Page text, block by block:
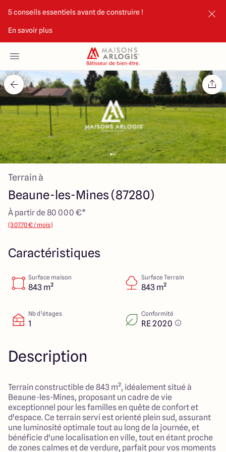
5 conseils essentiels avant de construire !
En savoir plus
Nos maisons
Nos annonces
Votre projet
Qui sommes-nous
Maisons ARLOGIS Limoges
Terrain à
Beaune-les-Mines (87280)
À partir de 80 000 €*
(307.70 € / mois)
Caractéristiques
Surface maison
843 m²
Surface Terrain
843 m²
Nb d’étages
1
Conformité
RE 2020
Description
Terrain constructible de 843 m², idéalement situé à
Beaune-les-Mines, proposant un cadre de vie
exceptionnel pour les familles en quête de confort et
d'espace. Ce terrain servi est orienté plein sud, assurant
une luminosité optimale tout au long de la journée, et
bénéficie d'une localisation en ville, tout en étant proche
de zones calmes et de verdure, parfait pour vos moments